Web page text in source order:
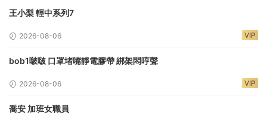
王小梨 輕中系列7
2026-08-06 VIP
bob1啵啵 口罩堵嘴靜電膠帶 綁架悶哼聲
2026-08-06 VIP
喬安 加班女職員